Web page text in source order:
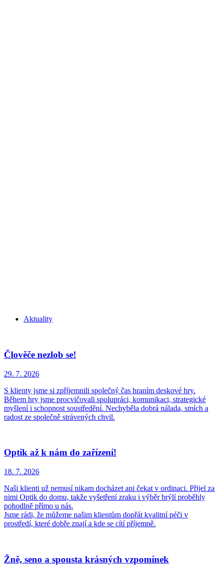
Aktuality
Člověče nezlob se!
29. 7. 2026
S klienty jsme si zpříjemnili společný čas hraním deskové hry.
Během hry jsme procvičovali spolupráci, komunikaci, strategické
myšlení i schopnost soustředění. Nechyběla dobrá nálada, smích a
radost ze společně strávených chvil.
Optik až k nám do zařízení!
18. 7. 2026
Naši klienti už nemusí nikam docházet ani čekat v ordinaci. Přijel za
nimi Optik do domu, takže vyšetření zraku i výběr brýlí proběhly
pohodlně přímo u nás.
Jsme rádi, že můžeme našim klientům dopřát kvalitní péči v
prostředí, které dobře znají a kde se cítí příjemně.
Žně, seno a spousta krásných vzpomínek